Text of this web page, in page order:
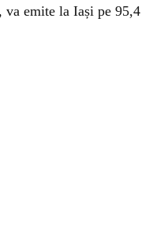
va emite la Iași pe 95,4